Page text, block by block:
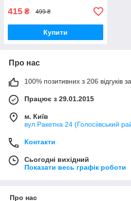
415 ₴ 499 ₴
Купити
Про нас
100% позитивних з 206 відгуків
Працює з 29.01.2015
м. Київ
вул.Ракетна 24 (Голосіівський
Контакти
Сьогодні вихідний
Показати весь графік роботи
Про нас